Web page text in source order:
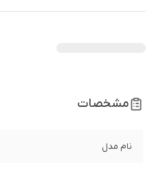
مشخصات
نام مدل